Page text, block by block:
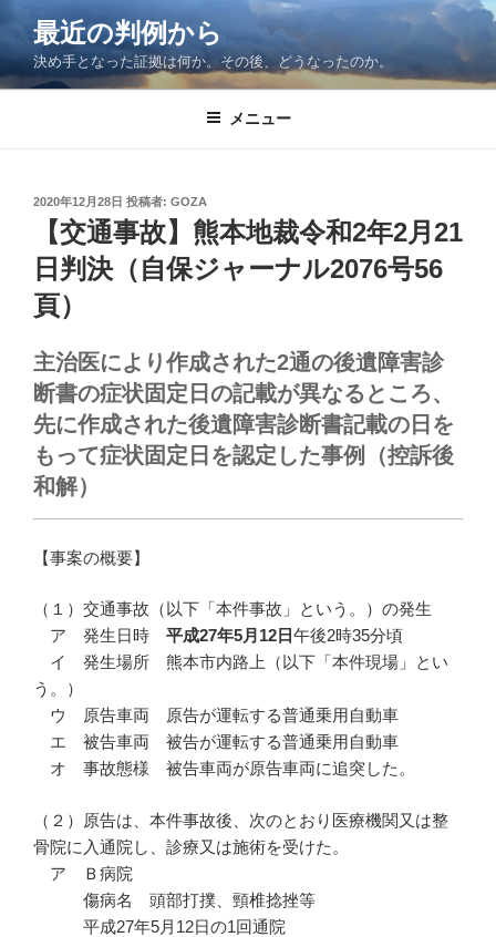
コ
テ
ン
最近の判例から
決め手となった証拠は何か。その後、どうなったのか。
メニュー
投
2020年12月28日 投稿者: GOZA
【交通事故】熊本地裁令和2年2月21
日判決（自保ジャーナル2076号56
頁）
主治医により作成された2通の後遺障害診
断書の症状固定日の記載が異なるところ、
先に作成された後遺障害診断書記載の日を
もって症状固定日を認定した事例（控訴後
和解）
【事案の概要】
（１）交通事故（以下「本件事故」という。）の発生
ア 発生日時 平成27年5月12日午後2時35分頃
イ 発生場所 熊本市内路上（以下「本件現場」とい
う。）
ウ 原告車両 原告が運転する普通乗用自動車
エ 被告車両 被告が運転する普通乗用自動車
オ 事故態様 被告車両が原告車両に追突した。
（２）原告は、本件事故後、次のとおり医療機関又は整
骨院に入通院し、診療又は施術を受けた。
ア Ｂ病院
傷病名 頭部打撲、頸椎捻挫等
平成27年5月12日の1回通院